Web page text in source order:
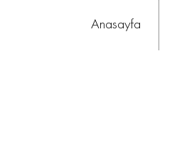
Anasayfa